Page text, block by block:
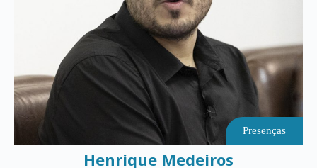
Presenças
Henrique Medeiros